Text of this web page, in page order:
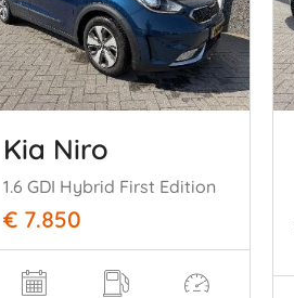
Kia Niro
1.6 GDI Hybrid First Edition
€ 7.850